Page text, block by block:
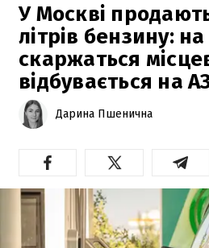
У Москві
літрів бензину:
скаржаться
відбувається на
Дарина Пшенична